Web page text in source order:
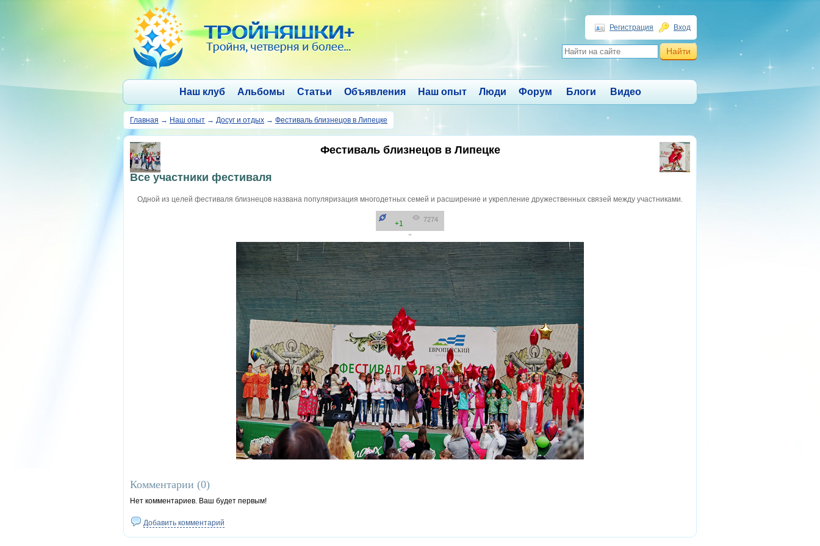
Регистрация Вход
Наш клуб Альбомы Статьи Объявления Наш опыт Люди Форум Блоги Видео
Главная → Наш опыт → Досуг и отдых → Фестиваль близнецов в Липецке
Фестиваль близнецов в Липецке
Все участники фестиваля
Одной из целей фестиваля близнецов названа популяризация многодетных семей и расширение и укрепление дружественных связей между участниками.
+1 7274
Комментарии (0)
Нет комментариев. Ваш будет первым!
Добавить комментарий